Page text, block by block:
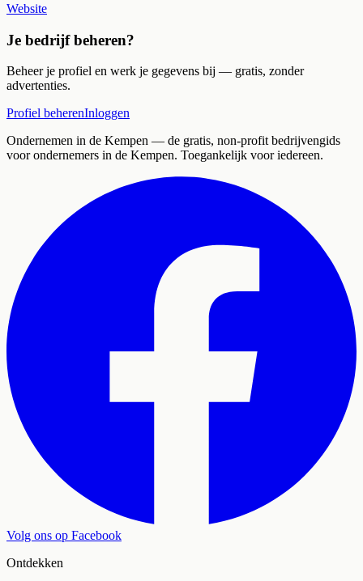
Website
Je bedrijf beheren?
Beheer je profiel en werk je gegevens bij — gratis, zonder
advertenties.
Profiel beherenInloggen
Ondernemen in de Kempen — de gratis, non-profit bedrijvengids
voor ondernemers in de Kempen. Toegankelijk voor iedereen.
Volg ons op Facebook
Ontdekken